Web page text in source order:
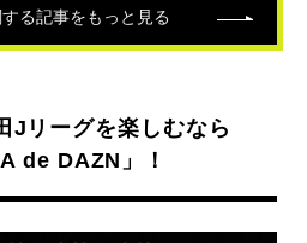
る記事をもっと見る
Jリーグを楽しむなら
de DAZN」！